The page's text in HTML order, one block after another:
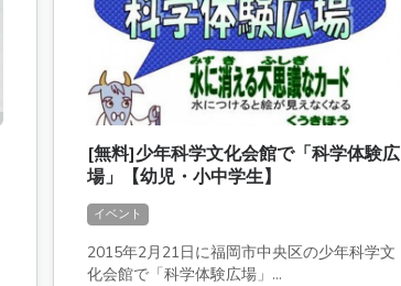
[無料]少年科学文化会館で「科学体験広
場」【幼児・小中学生】
イベント
2015年2月21日に福岡市中央区の少年科学文
化会館で「科学体験広場」...